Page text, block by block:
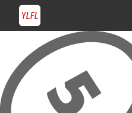
Hoppa till huvudinnehåll